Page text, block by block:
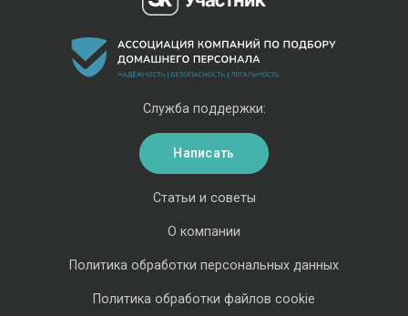
Статьи и советы
О компании
Политика обработки персональных данных
Политика обработки файлов cookie
Служба поддержки:
Написать